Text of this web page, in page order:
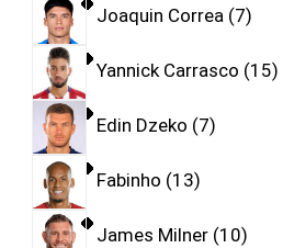
Joaquin Correa 7
Yannick Carrasco 15
Edin Dzeko 7
Fabinho 13
James Milner 10